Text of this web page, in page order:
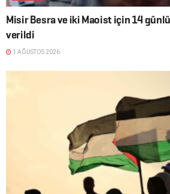
Misir Besra ve iki Maoist için 14
verildi
1 AĞUSTOS 2026